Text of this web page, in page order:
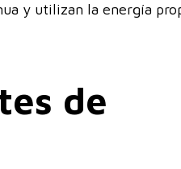
y utilizan la energía
de